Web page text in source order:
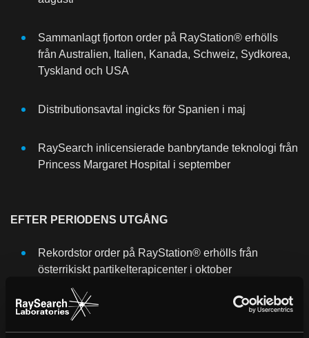
Sammanlagt fjorton order på RayStation® erhölls
från Australien, Italien, Kanada, Schweiz, Sydkorea,
Tyskland och USA
Distributionsavtal ingicks för Spanien i maj
RaySearch inlicensierade banbrytande teknologi från
Princess Margaret Hospital i september
EFTER PERIODENS UTGÅNG
Rekordstor order på RayStation® erhölls från
österrikiskt partikelterapicenter i oktober